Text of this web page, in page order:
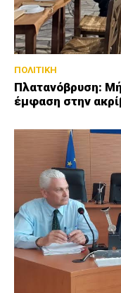
ΠΟΛΙΤΙΚΗ
Πλατανόβρυση:
έμφαση στην